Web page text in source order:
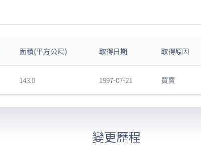
面積(平方公尺) 取得日期 取得原因
143.0 1997-07-21 買賣
變更歷程